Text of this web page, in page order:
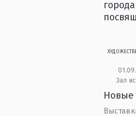
Зал
Новые